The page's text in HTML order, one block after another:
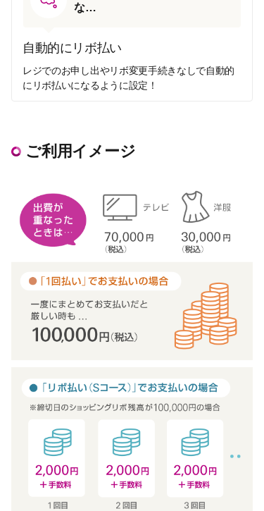
な…
自動的にリボ払い
レジでのお申し出やリボ変更手続きなしで自動的
にリボ払いになるように設定！
ご利用イメージ